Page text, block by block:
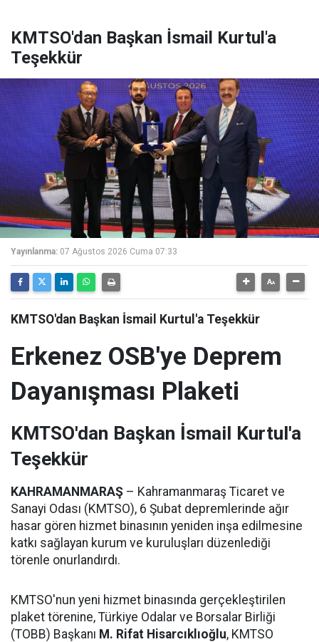
KMTSO'dan Başkan İsmail Kurtul'a
Teşekkür
Yayınlanma: 07 Ağustos 2026 Cuma 07:33
KMTSO'dan Başkan İsmail Kurtul'a Teşekkür
Erkenez OSB'ye Deprem
Dayanışması Plaketi
KMTSO'dan Başkan İsmail Kurtul'a
Teşekkür
KAHRAMANMARAŞ – Kahramanmaraş Ticaret ve
Sanayi Odası (KMTSO), 6 Şubat depremlerinde ağır
hasar gören hizmet binasının yeniden inşa edilmesine
katkı sağlayan kurum ve kuruluşları düzenlediği
törenle onurlandırdı.
KMTSO'nun yeni hizmet binasında gerçekleştirilen
plaket törenine, Türkiye Odalar ve Borsalar Birliği
(TOBB) Başkanı M. Rifat Hisarcıklıoğlu, KMTSO